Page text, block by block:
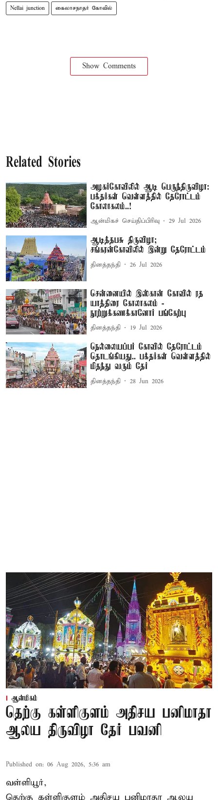
Nellai junction கைலாசநாதர் கோவில்
Show Comments
Related Stories
அழகர்கோவிலில் ஆடி பெருந்திருவிழா:
பக்தர்கள் வெள்ளத்தில் தேரோட்டம்
கோலாகலம்..!
ஆன்மிகச் செய்திப்பிரிவு 29 Jul 2026
ஆடித்தபசு திருவிழா;
சங்கரன்கோவிலில் இன்று தேரோட்டம்
தினத்தந்தி 26 Jul 2026
சென்னையில் இஸ்கான் கோவில் ரத
யாத்திரை கோலாகலம் -
நூற்றுக்கணக்கானோர் பங்கேற்பு
தினத்தந்தி 19 Jul 2026
நெல்லையப்பர் கோவில் தேரோட்டம்
தொடங்கியது.. பக்தர்கள் வெள்ளத்தில்
மிதந்து வரும் தேர்
தினத்தந்தி 28 Jun 2026
ஆன்மிகம்
தெற்கு கள்ளிகுளம் அதிசய பனிமாதா
ஆலய திருவிழா தேர் பவனி
Published on: 06 Aug 2026, 5:36 am
வள்ளியூர்,
தெற்கு கள்ளிகுளம் அதிசய பனிமாதா ஆலய